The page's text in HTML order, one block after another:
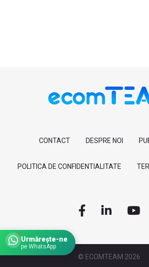
CONTACT DESPRE NOI
POLITICA DE CONFIDENTIALITATE
© ECOMTEAM 2026
Urmărește-ne
pe WhatsApp